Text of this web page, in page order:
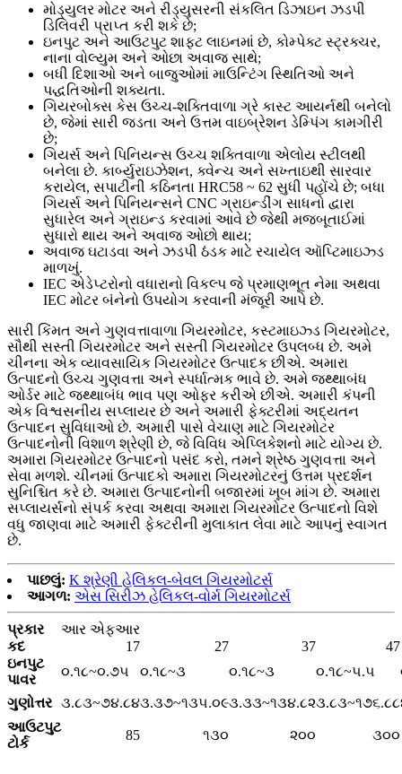
મોડ્યુલર મોટર અને રીડ્યુસરની સંકલિત ડિઝાઇન ઝડપી
ડિલિવરી પ્રાપ્ત કરી શકે છે;
ઇનપુટ અને આઉટપુટ શાફ્ટ લાઇનમાં છે, કોમ્પેક્ટ સ્ટ્રક્ચર,
નાના વોલ્યુમ અને ઓછા અવાજ સાથે;
બધી દિશાઓ અને બાજુઓમાં માઉન્ટિંગ સ્થિતિઓ અને
પદ્ધતિઓની શક્યતા.
ગિયરબોક્સ કેસ ઉચ્ચ-શક્તિવાળા ગ્રે કાસ્ટ આયર્નથી બનેલો
છે, જેમાં સારી જડતા અને ઉત્તમ વાઇબ્રેશન ડેમ્પિંગ કામગીરી
છે;
ગિયર્સ અને પિનિયન્સ ઉચ્ચ શક્તિવાળા એલોય સ્ટીલથી
બનેલા છે. કાર્બ્યુરાઇઝેશન, ક્વેન્ચ અને સખ્તાઇથી સારવાર
કરાયેલ, સપાટીની કઠિનતા HRC58 ~ 62 સુધી પહોંચે છે; બધા
ગિયર્સ અને પિનિયન્સને CNC ગ્રાઇન્ડીંગ સાધનો દ્વારા
સુધારેલ અને ગ્રાઇન્ડ કરવામાં આવે છે જેથી મજબૂતાઈમાં
સુધારો થાય અને અવાજ ઓછો થાય;
અવાજ ઘટાડવા અને ઝડપી ઠંડક માટે રચાયેલ ઑપ્ટિમાઇઝ્ડ
માળખું.
IEC એડેપ્ટરોનો વધારાનો વિકલ્પ જે પ્રમાણભૂત નેમા અથવા
IEC મોટર બંનેનો ઉપયોગ કરવાની મંજૂરી આપે છે.
સારી કિંમત અને ગુણવત્તાવાળા ગિયરમોટર, કસ્ટમાઇઝ્ડ ગિયરમોટર,
સૌથી સસ્તી ગિયરમોટર અને સસ્તી ગિયરમોટર ઉપલબ્ધ છે. અમે
ચીનના એક વ્યાવસાયિક ગિયરમોટર ઉત્પાદક છીએ. અમારા
ઉત્પાદનો ઉચ્ચ ગુણવત્તા અને સ્પર્ધાત્મક ભાવે છે. અમે જથ્થાબંધ
ઓર્ડર માટે જથ્થાબંધ ભાવ પણ ઓફર કરીએ છીએ. અમારી કંપની
એક વિશ્વસનીય સપ્લાયર છે અને અમારી ફેક્ટરીમાં અદ્યતન
ઉત્પાદન સુવિધાઓ છે. અમારી પાસે વેચાણ માટે ગિયરમોટર
ઉત્પાદનોની વિશાળ શ્રેણી છે, જે વિવિધ એપ્લિકેશનો માટે યોગ્ય છે.
અમારા ગિયરમોટર ઉત્પાદનો પસંદ કરો, તમને શ્રેષ્ઠ ગુણવત્તા અને
સેવા મળશે. ચીનમાં ઉત્પાદકો અમારા ગિયરમોટરનું ઉત્તમ પ્રદર્શન
સુનિશ્ચિત કરે છે. અમારા ઉત્પાદનોની બજારમાં ખૂબ માંગ છે. અમારા
સપ્લાયર્સનો સંપર્ક કરવા અથવા અમારા ગિયરમોટર ઉત્પાદનો વિશે
વધુ જાણવા માટે અમારી ફેક્ટરીની મુલાકાત લેવા માટે આપનું સ્વાગત
છે.
પાછલું: K શ્રેણી હેલિકલ-બેવલ ગિયરમોટર્સ
આગળ: એસ સિરીઝ હેલિકલ-વોર્મ ગિયરમોટર્સ
પ્રકાર
આર એફઆર
કદ
17 27 37
47
ઇનપુટ
પાવર
૦.૧૮~૦.૭૫ ૦.૧૮~૩ ૦.૧૮~૩ ૦.૧૮~૫.૫
ગુણોત્તર ૩.૮૩~૭૪.૮૪૩.૩૭~૧૩૫.૦૯૩.૩૩~૧૩૪.૮૨૩.૮૩~૧૭૬.૮૮
આઉટપુટ
ટોર્ક
85 ૧૩૦ ૨૦૦ ૩૦૦